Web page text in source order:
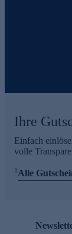
Ihre
Einfach
volle
1Alle